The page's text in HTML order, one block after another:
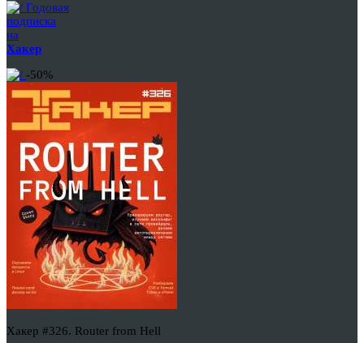
Годовая
подписка
на
Хакер
-50%
Хакер #326. Router from Hell